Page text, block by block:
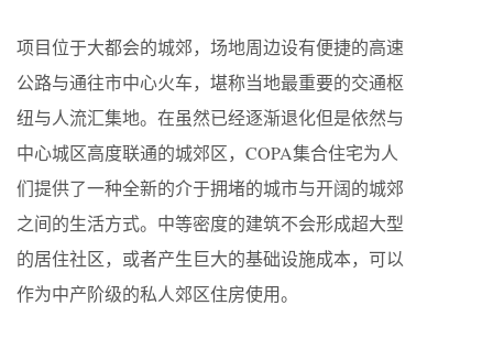
项目位于大都会的城郊，场地周边设有便捷的高速
公路与通往市中心火车，堪称当地最重要的交通枢
纽与人流汇集地。在虽然已经逐渐退化但是依然与
中心城区高度联通的城郊区，COPA集合住宅为人
们提供了一种全新的介于拥堵的城市与开阔的城郊
之间的生活方式。中等密度的建筑不会形成超大型
的居住社区，或者产生巨大的基础设施成本，可以
作为中产阶级的私人郊区住房使用。